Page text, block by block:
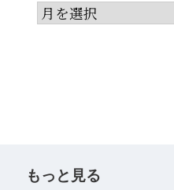
ア
ー
もっと見る